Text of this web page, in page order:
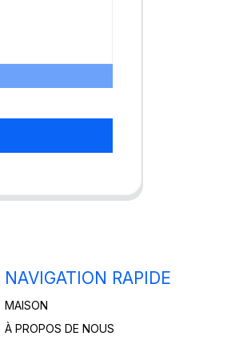
NAVIGATION RAPIDE
MAISON
À PROPOS DE NOUS